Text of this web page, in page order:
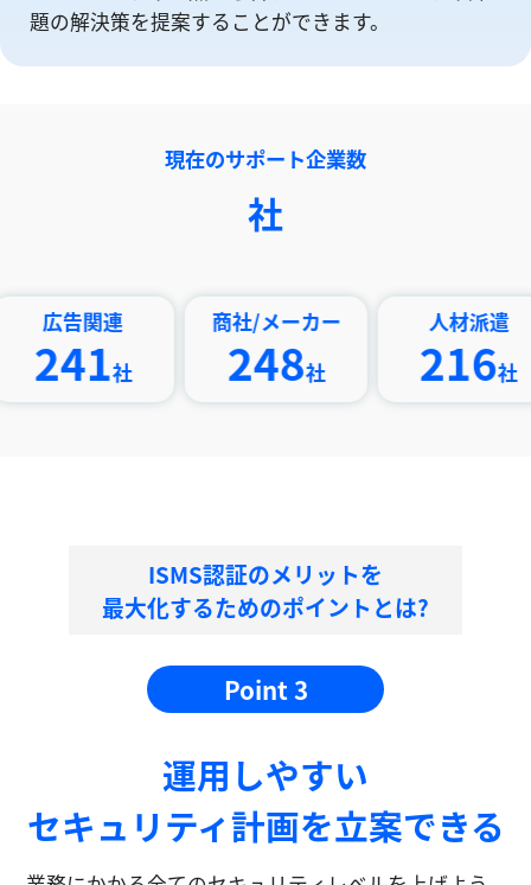
題の解決策を提案することができます。
現在のサポート企業数
社
関連
社
商社/メーカー
社
人材派遣
216社
ISMS認証のメリットを
最大化するためのポイントとは?
Point 3
運⽤しやすい
セキュリティ計画を⽴案できる